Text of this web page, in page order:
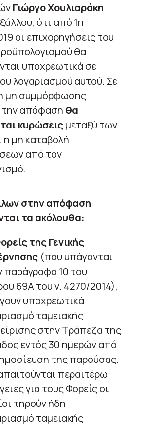
Γιώργο Χουλιαράκη
ότι από 1η
οι επιχορηγήσεις του
θα
υποχρεωτικά σε
λογαριασμού αυτού. Σε
μη συμμόρφωσης
απόφαση θα
κυρώσειςμεταξύ των
η μη καταβολή
από τον
στην απόφαση
τα ακόλουθα:
της Γενικής
(που υπάγονται
παράγραφο 10 του
69Α του ν. 4270/2014),
υποχρεωτικά
ταμειακής
στην Τράπεζα της
εντός 30 ημερών από
της παρούσας.
περαιτέρω
για τους Φορείς οι
τηρούν ήδη
ταμειακής